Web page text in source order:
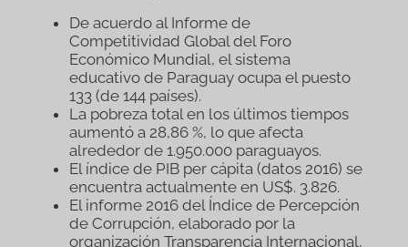
De acuerdo al Informe de
Competitividad Global del Foro
Económico Mundial, el sistema
educativo de Paraguay ocupa el puesto
133 (de 144 países).
La pobreza total en los últimos tiempos
aumentó a 28,86 %, lo que afecta
alrededor de 1.950.000 paraguayos.
El índice de PIB per cápita (datos 2016) se
encuentra actualmente en US$. 3.826.
El informe 2016 del Índice de Percepción
de Corrupción, elaborado por la
organización Transparencia Internacional,